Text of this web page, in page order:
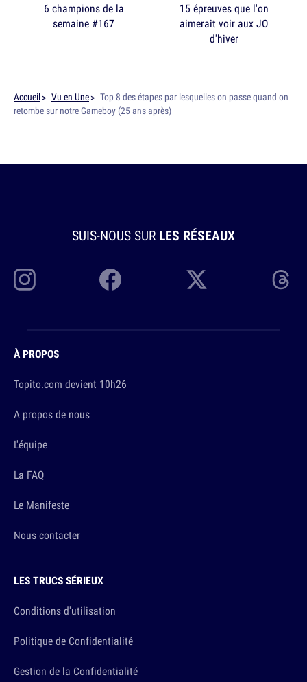
6 champions de la
semaine #167
15 épreuves que l'on
aimerait voir aux JO
d'hiver
Accueil Vu en Une
Top 8 des étapes par lesquelles on passe quand on
retombe sur notre Gameboy (25 ans après)
SUIS-NOUS SUR LES RÉSEAUX
À PROPOS
Topito.com devient 10h26
A propos de nous
L'équipe
La FAQ
Le Manifeste
Nous contacter
LES TRUCS SÉRIEUX
Conditions d'utilisation
Politique de Confidentialité
Gestion de la Confidentialité